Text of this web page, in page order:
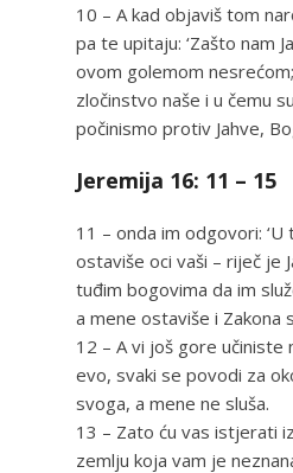
10 – A kad objaviš tom
pa te upitaju: ‘Zašto nam
ovom golemom
zločinstvo naše i u čemu
počinismo protiv Jahve,
Jeremija 16: 11 – 15
11 – onda im odgovori:
ostaviše oci vaši – riječ je
tuđim bogovima da im
a mene ostaviše i Zakona
12 – A vi još gore učiniste
evo, svaki se povodi za
svoga, a mene ne sluša.
13 – Zato ću vas istjerati
zemlju koja vam je